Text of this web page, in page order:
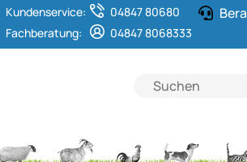
Kundenservice:
04847 80680
Fachberatung:
04847 8068333